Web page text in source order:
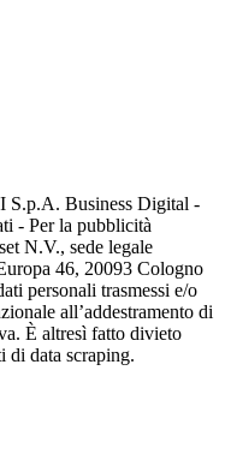
S.p.A. Business Digital -
- Per la pubblicità
N.V., sede legale
46, 20093 Cologno
personali trasmessi e/o
all’addestramento di
È altresì fatto divieto
di data scraping.